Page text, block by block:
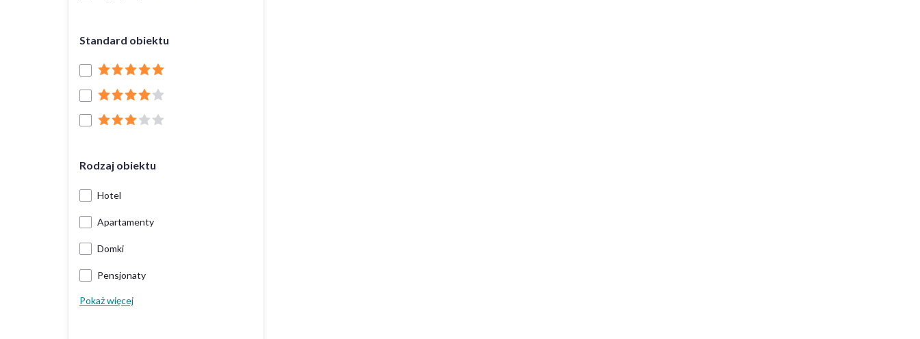
Standard obiektu
Rodzaj obiektu
Hotel
Apartamenty
Domki
Pensjonaty
Pokaż więcej